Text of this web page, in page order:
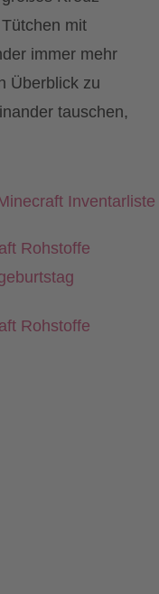
mit
immer mehr
Überblick zu
tauschen,